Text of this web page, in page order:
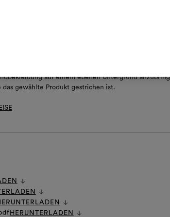
auf einem ebenen Untergrund
gewählte Produkt gestrichen ist.
HERUNTERLADEN
Um